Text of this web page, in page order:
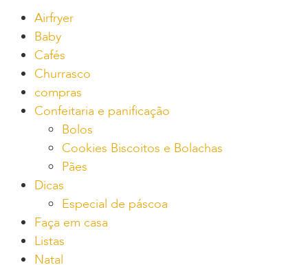
Airfryer
Baby
Cafés
Churrasco
compras
Confeitaria e panificação
Bolos
Cookies Biscoitos e Bolachas
Pães
Dicas
Especial de páscoa
Faça em casa
Listas
Natal